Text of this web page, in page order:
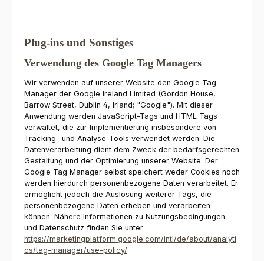
Plug-ins und Sonstiges
Verwendung des Google Tag Managers
Wir verwenden auf unserer Website den Google Tag
Manager der Google Ireland Limited (Gordon House,
Barrow Street, Dublin 4, Irland; "Google"). Mit dieser
Anwendung werden JavaScript-Tags und HTML-Tags
verwaltet, die zur Implementierung insbesondere von
Tracking- und Analyse-Tools verwendet werden. Die
Datenverarbeitung dient dem Zweck der bedarfsgerechten
Gestaltung und der Optimierung unserer Website. Der
Google Tag Manager selbst speichert weder Cookies noch
werden hierdurch personenbezogene Daten verarbeitet. Er
ermöglicht jedoch die Auslösung weiterer Tags, die
personenbezogene Daten erheben und verarbeiten
können. Nähere Informationen zu Nutzungsbedingungen
und Datenschutz finden Sie unter
https://marketingplatform.google.com/intl/de/about/analyti
cs/tag-manager/use-policy/